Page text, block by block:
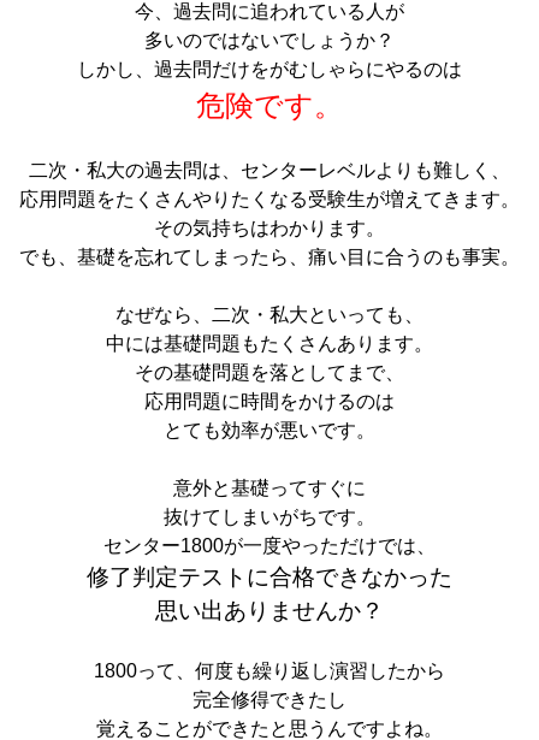
今、過去問に追われている人が
多いのではないでしょうか？
しかし、過去問だけをがむしゃらにやるのは
危険です。
二次・私大の過去問は、センターレベルよりも難しく、
応用問題をたくさんやりたくなる受験生が増えてきます。
その気持ちはわかります。
でも、基礎を忘れてしまったら、痛い目に合うのも事実。
なぜなら、二次・私大といっても、
中には基礎問題もたくさんあります。
その基礎問題を落としてまで、
応用問題に時間をかけるのは
とても効率が悪いです。
意外と基礎ってすぐに
抜けてしまいがちです。
センター1800が一度やっただけでは、
修了判定テストに合格できなかった
思い出ありませんか？
1800って、何度も繰り返し演習したから
完全修得できたし
覚えることができたと思うんですよね。